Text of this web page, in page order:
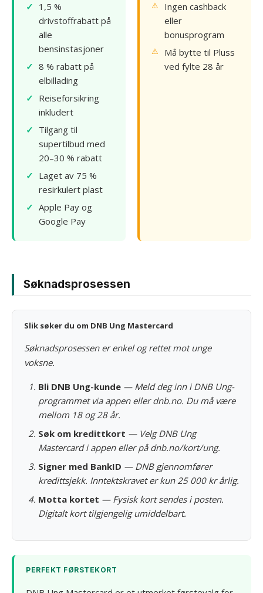
1,5 %
drivstoffrabatt på
alle
bensinstasjoner
8 % rabatt på
elbillading
Reiseforsikring
inkludert
Tilgang til
supertilbud med
20–30 % rabatt
Laget av 75 %
resirkulert plast
Apple Pay og
Google Pay
Ingen cashback
eller
bonusprogram
Må bytte til Pluss
ved fylte 28 år
Søknadsprosessen
Slik søker du om DNB Ung Mastercard
Søknadsprosessen er enkel og rettet mot unge
voksne.
Bli DNB Ung-kunde — Meld deg inn i DNB Ung-
programmet via appen eller dnb.no. Du må være
mellom 18 og 28 år.
Søk om kredittkort — Velg DNB Ung
Mastercard i appen eller på dnb.no/kort/ung.
Signer med BankID — DNB gjennomfører
kredittsjekk. Inntektskravet er kun 25 000 kr årlig.
Motta kortet — Fysisk kort sendes i posten.
Digitalt kort tilgjengelig umiddelbart.
PERFEKT FØRSTEKORT